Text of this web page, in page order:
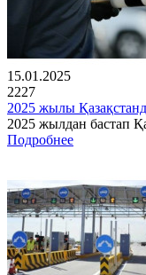
15.01.2025
2227
2025 жылы
2025 жылдан бастап
Подробнее